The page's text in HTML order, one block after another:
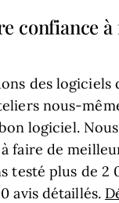
confiance à
des
nous-
logiciel.
faire de
testé plus de
avis détaillés.